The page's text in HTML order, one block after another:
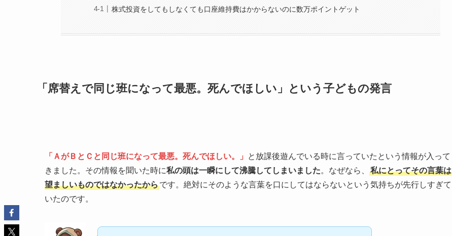
株式投資をしてもしなくても口座維持費はかからないのに数万ポイントゲット
「席替えで同じ班になって最悪。死んでほしい」という子どもの発言
「ＡがＢとＣと同じ班になって最悪。死んでほしい。」
と放課後遊んでいる時に言っていたという情報が入って
きました。その情報を聞いた時に私の頭は一瞬にして沸騰してしまいました。なぜなら、
私にとってその言葉は
望ましいものではなかったからです。絶対にそのような言葉を口にしてはならないという気持ちが先行しすぎて
いたのです。